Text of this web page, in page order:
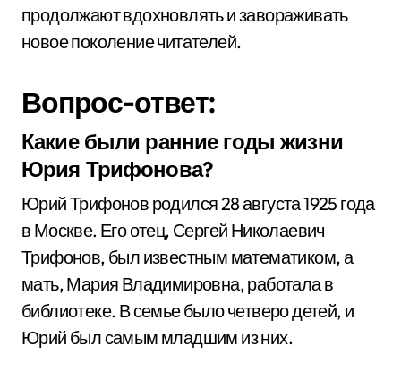
продолжают вдохновлять и завораживать
новое поколение читателей.
Вопрос-ответ:
Какие были ранние годы жизни
Юрия Трифонова?
Юрий Трифонов родился 28 августа 1925 года
в Москве. Его отец, Сергей Николаевич
Трифонов, был известным математиком, а
мать, Мария Владимировна, работала в
библиотеке. В семье было четверо детей, и
Юрий был самым младшим из них.